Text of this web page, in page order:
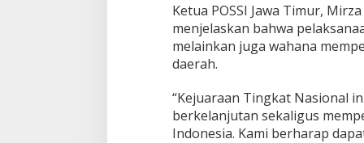
Ketua POSSI Jawa Timur,
menjelaskan bahwa
melainkan juga wahana
daerah.
“Kejuaraan Tingkat Nasional
berkelanjutan sekaligus
Indonesia. Kami berharap